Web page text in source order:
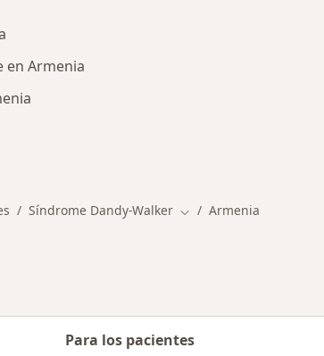
en Armenia
Síndrome Dandy-Walker Cambiar de ciudad
Armenia
Para los pacientes